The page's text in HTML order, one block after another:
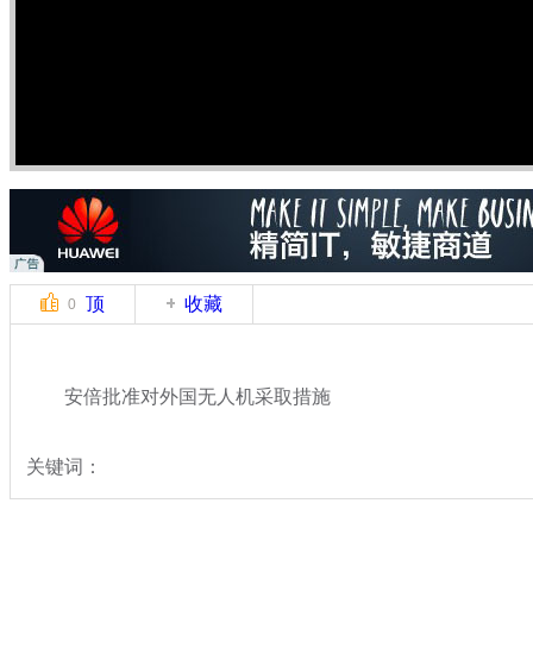
0 顶 收藏
安倍批准对外国无人机采取措施
关键词：